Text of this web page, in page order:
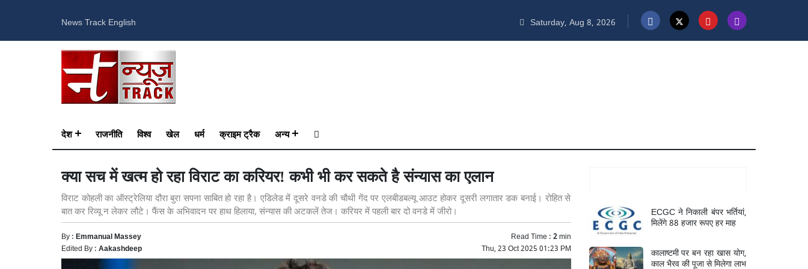
News Track English Saturday, Aug 8, 2026
देश राजनीति विश्व खेल धर्म क्राइम ट्रैक अन्य
क्या सच में खत्म हो रहा विराट का करियर! कभी भी कर सकते है संन्यास का एलान
विराट कोहली का ऑस्ट्रेलिया दौरा बुरा सपना साबित हो रहा है। एडिलेड में दूसरे वनडे की चौथी गेंद पर एलबीडबल्यू आउट होकर दूसरी लगातार डक बनाई। रोहित से
बात कर रिव्यू न लेकर लौटे। फैंस के अभिवादन पर हाथ हिलाया, संन्यास की अटकलें तेज। करियर में पहली बार दो वनडे में जीरो।
By :Emmanual Massey Read Time :2min
Edited By :Aakashdeep Thu, 23 Oct 2025 01:23 PM
ECGC ने निकाली बंपर भर्तियां,
मिलेंगे 88 हजार रूपए हर माह
कालाष्टमी पर बन रहा खास योग,
काल भैरव की पूजा से मिलेगा लाभ